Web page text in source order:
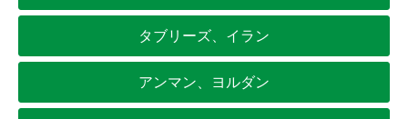
タブリーズ、イラン
アンマン、ヨルダン